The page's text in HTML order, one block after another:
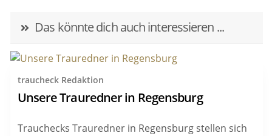
Das könnte dich auch interessieren ...
traucheck Redaktion
Unsere Trauredner in Regensburg
Trauchecks Trauredner in Regensburg stellen sich